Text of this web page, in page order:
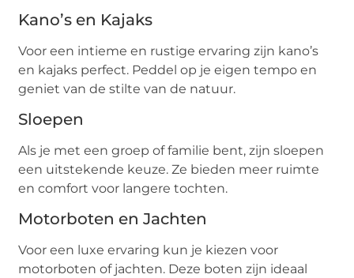
Kano’s en Kajaks
Voor een intieme en rustige ervaring zijn kano’s
en kajaks perfect. Peddel op je eigen tempo en
geniet van de stilte van de natuur.
Sloepen
Als je met een groep of familie bent, zijn sloepen
een uitstekende keuze. Ze bieden meer ruimte
en comfort voor langere tochten.
Motorboten en Jachten
Voor een luxe ervaring kun je kiezen voor
motorboten of jachten. Deze boten zijn ideaal